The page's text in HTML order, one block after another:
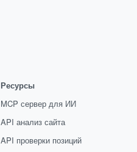
Ресурсы
MCP сервер для ИИ
API анализ сайта
API проверки позиций